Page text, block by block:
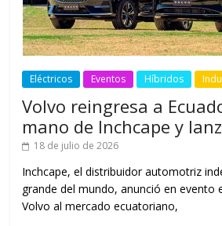
Eléctricos Eventos Híbridos
Volvo reingresa a
mano de Inchcape y
18 de julio de 2026
Inchcape, el distribuidor automotriz
grande del mundo, anunció en evento
Volvo al mercado ecuatoriano,